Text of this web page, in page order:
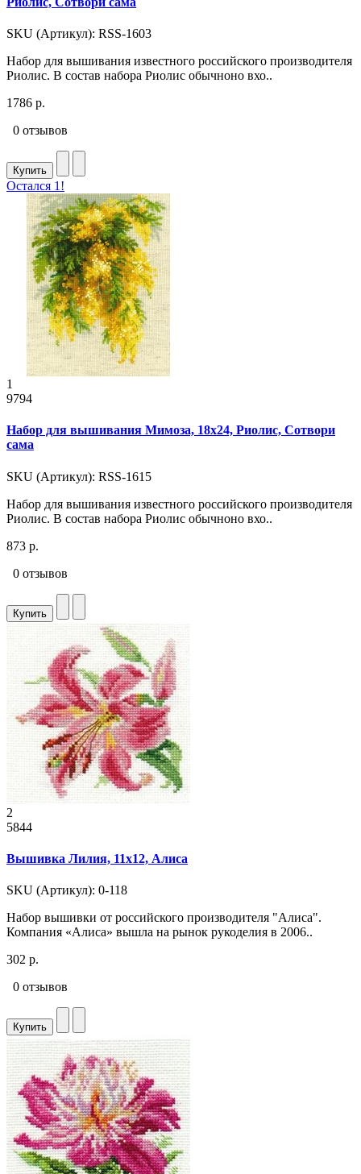
SKU (Артикул): RSS-1603
Набор для вышивания известного российского производителя
Риолис. В состав набора Риолис обычноно вхо..
1786 р.
0 отзывов
Купить
Остался 1!
1
9794
Набор для вышивания Мимоза, 18x24, Риолис, Сотвори
сама
SKU (Артикул): RSS-1615
Набор для вышивания известного российского производителя
Риолис. В состав набора Риолис обычноно вхо..
873 р.
0 отзывов
Купить
2
5844
Вышивка Лилия, 11x12, Алиса
SKU (Артикул): 0-118
Набор вышивки от российского производителя "Алиса".
Компания «Алиса» вышла на рынок рукоделия в 2006..
302 р.
0 отзывов
Купить